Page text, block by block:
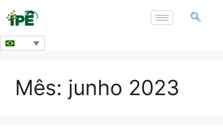
Mês: junho 2023